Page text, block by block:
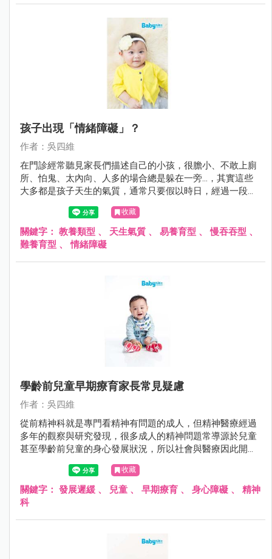
孩子出現「情緒障礙」？
作者：吳四維
在門診經常聽見家長們描述自己的小孩，很膽小、不敢上廁
所、怕鬼、太內向、人多的場合總是躲在一旁…，其實這些
大多都是孩子天生的氣質，通常只要假以時日，經過一段時
間的適應與鼓勵，多數孩子都能夠順利度過；但是在某些情
形下若孩子本身有疾病如過動症、自閉症與智能障礙，或家
庭的教養出了問題，可能導致小孩無法調適自己身體與心
靈，而出現所謂的情緒障礙。
收藏
關鍵字： 教養類型 、 天生氣質 、 易養育型 、慢吞吞型 、
難養育型 、情緒障礙
學齡前兒童早期療育家長常見疑慮
作者：吳四維
從前精神科就是專門看精神有問題的成人，但精神醫療經過
多年的觀察與研究發現，很多成人的精神問題常導源於兒童
甚至學齡前兒童的身心發展狀況，所以社會與醫療因此開始
重視學齡前兒童的醫療服務。
收藏
關鍵字： 發展遲緩 、 兒童 、 早期療育 、 身心障礙 、 精神
科